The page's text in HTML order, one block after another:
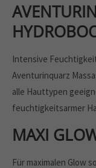
Intensive
Aventurinquarz
alle Hauttypen
feuchtigkeitsarmer
MAXI
Für maximalen Glow